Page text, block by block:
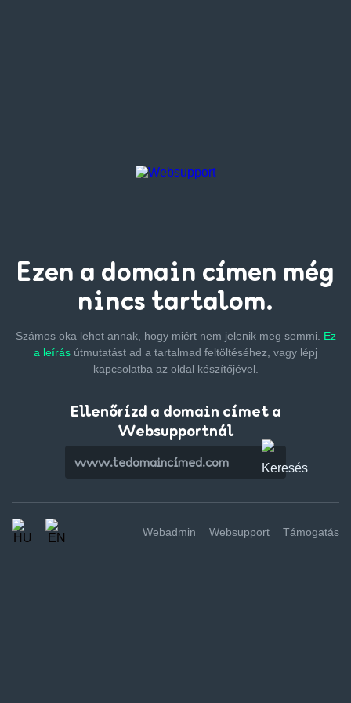
Ezen a domain címen még
nincs tartalom.
Számos oka lehet annak, hogy miért nem jelenik meg semmi. Ez
a leírás útmutatást ad a tartalmad feltöltéséhez, vagy lépj
kapcsolatba az oldal készítőjével.
Ellenőrízd a domain címet a
Websupportnál
Webadmin Websupport Támogatás